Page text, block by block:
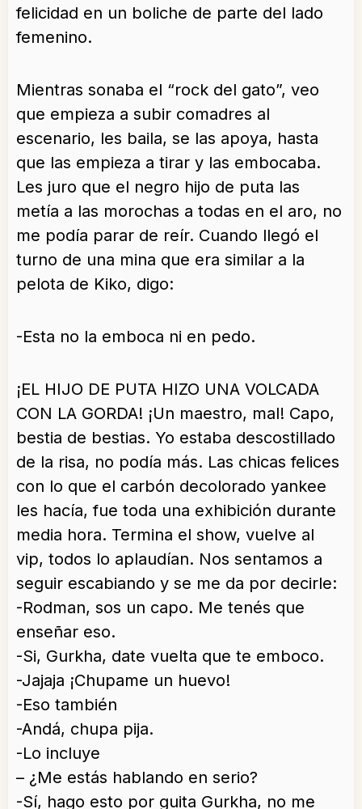
felicidad en un boliche de parte del lado
femenino.
Mientras sonaba el “rock del gato”, veo
que empieza a subir comadres al
escenario, les baila, se las apoya, hasta
que las empieza a tirar y las embocaba.
Les juro que el negro hijo de puta las
metía a las morochas a todas en el aro, no
me podía parar de reír. Cuando llegó el
turno de una mina que era similar a la
pelota de Kiko, digo:
-Esta no la emboca ni en pedo.
¡EL HIJO DE PUTA HIZO UNA VOLCADA
CON LA GORDA! ¡Un maestro, mal! Capo,
bestia de bestias. Yo estaba descostillado
de la risa, no podía más. Las chicas felices
con lo que el carbón decolorado yankee
les hacía, fue toda una exhibición durante
media hora. Termina el show, vuelve al
vip, todos lo aplaudían. Nos sentamos a
seguir escabiando y se me da por decirle:
-Rodman, sos un capo. Me tenés que
enseñar eso.
-Si, Gurkha, date vuelta que te emboco.
-Jajaja ¡Chupame un huevo!
-Eso también
-Andá, chupa pija.
-Lo incluye
– ¿Me estás hablando en serio?
-Sí, hago esto por guita Gurkha, no me